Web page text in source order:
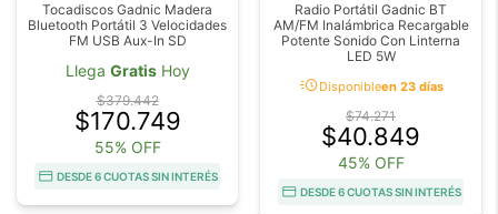
Tocadiscos Gadnic Madera
Bluetooth Portátil 3 Velocidades
FM USB Aux-In SD
Llega GratisHoy
$379.442
$170.749
55% OFF
DESDE 6 CUOTAS SIN INTERÉS
Radio Portátil Gadnic BT
AM/FM Inalámbrica Recargable
Potente Sonido Con Linterna
LED 5W
acuteDisponibleen 23 días
$74.271
$40.849
45% OFF
DESDE 6 CUOTAS SIN INTERÉS